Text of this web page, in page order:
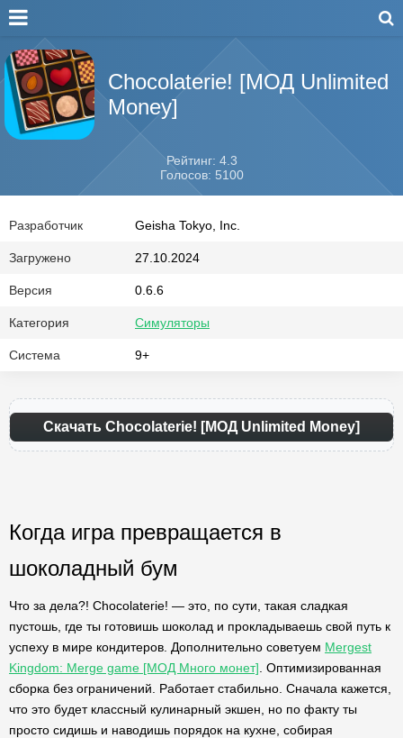
Chocolaterie! [МОД Unlimited
Money]
Рейтинг: 4.3
Голосов: 5100
Разработчик Geisha Tokyo, Inc.
Загружено 27.10.2024
Версия 0.6.6
Категория Симуляторы
Система 9+
Скачать Chocolaterie! [МОД Unlimited Money]
Когда игра превращается в
шоколадный бум
Что за дела?! Chocolaterie! — это, по сути, такая сладкая
пустошь, где ты готовишь шоколад и прокладываешь свой путь к
успеху в мире кондитеров. Дополнительно советуем Mergest
Kingdom: Merge game [МОД Много монет] . Оптимизированная
сборка без ограничений. Работает стабильно. Сначала кажется,
что это будет классный кулинарный экшен, но по факту ты
просто сидишь и наводишь порядок на кухне, собирая